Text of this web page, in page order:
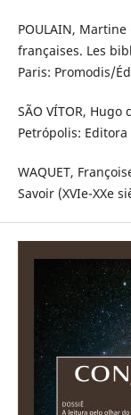
POULAIN,
françaises. Les
Paris: Promodis/
SÃO VÍTOR,
Petrópolis: Editora
WAQUET,
Savoir (XVIe-XXe